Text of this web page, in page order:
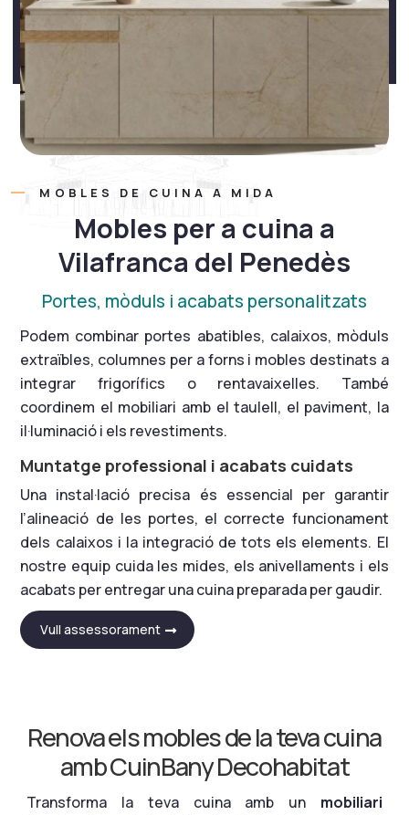
MOBLES DE CUINA A MIDA
Mobles per a cuina a
Vilafranca del Penedès
Portes, mòduls i acabats personalitzats
Podem combinar portes abatibles, calaixos, mòduls
extraïbles, columnes per a forns i mobles destinats a
integrar frigorífics o rentavaixelles. També
coordinem el mobiliari amb el taulell, el paviment, la
il·luminació i els revestiments.
Muntatge professional i acabats cuidats
Una instal·lació precisa és essencial per garantir
l’alineació de les portes, el correcte funcionament
dels calaixos i la integració de tots els elements. El
nostre equip cuida les mides, els anivellaments i els
acabats per entregar una cuina preparada per gaudir.
Vull assessorament
Renova els mobles de la teva cuina
amb CuinBany Decohabitat
Transforma la teva cuina amb un mobiliari